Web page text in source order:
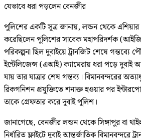
যেভাবে ধরা পড়লেন বেনজীর
পুলিশের একটি সূত্র জানায়, লন্ডন থেকে এশিয়ার
করেছিলেন পুলিশের সাবেক মহাপরিদর্শক
পরিকল্পনা ছিল দুবাইয়ে ট্রানজিট শেষে গন্তব্যে
ইন্টেলিজেন্স (এআই) ক্যামেরায় ধরা পড়ে দুবাই
যায় তার যাত্রার শেষ গন্তব্য। বিমানবন্দরের
রিকগনিশন প্রযুক্তিতে শনাক্ত হওয়ার পর
তাকে গ্রেফতার করে দুবাই পুলিশ।
জানাগেছে, বেনজীর লন্ডন থেকে সিঙ্গাপুর বা
নির্ধারিত ফ্লাইটে দুবাই আন্তর্জাতিক বিমানবন্দরে